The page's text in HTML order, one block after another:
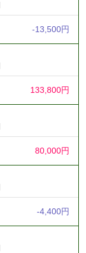
-13,500円
133,800円
80,000円
-4,400円